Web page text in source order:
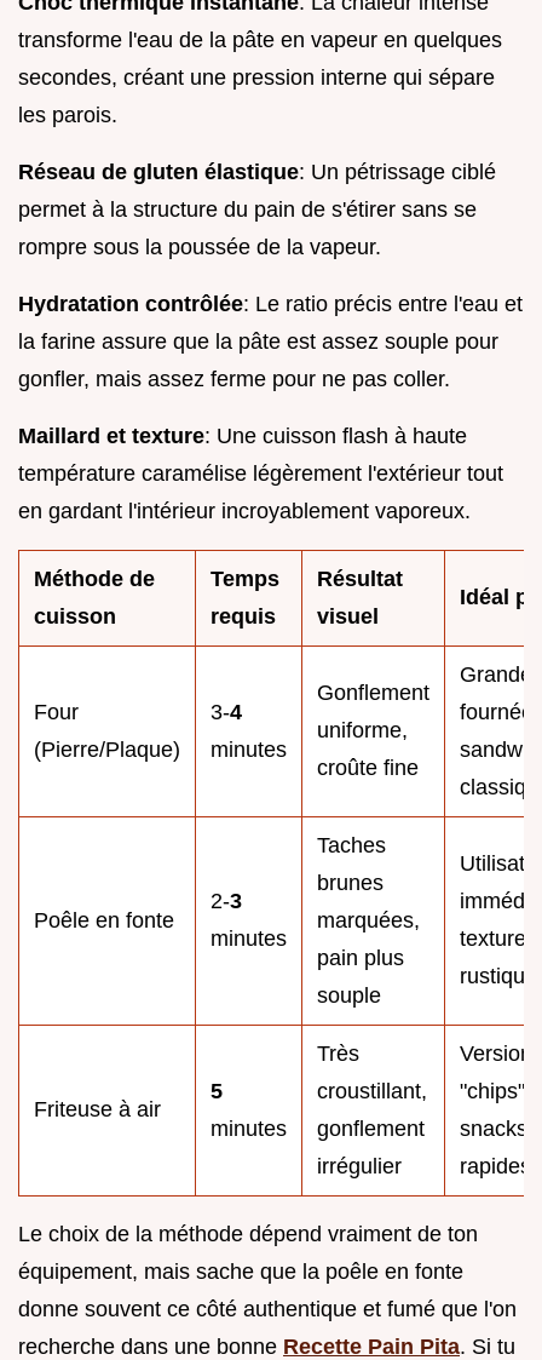
transforme l'eau de la pâte en vapeur en quelques
secondes, créant une pression interne qui sépare
les parois.
Réseau de gluten élastique: Un pétrissage ciblé
permet à la structure du pain de s'étirer sans se
rompre sous la poussée de la vapeur.
Hydratation contrôlée: Le ratio précis entre l'eau et
la farine assure que la pâte est assez souple pour
gonfler, mais assez ferme pour ne pas coller.
Maillard et texture: Une cuisson flash à haute
température caramélise légèrement l'extérieur tout
en gardant l'intérieur incroyablement vaporeux.
Méthode de
cuisson
Temps
requis
Résultat
visuel
Idéal
Four
(Pierre/Plaque)
3-4
minutes
Gonflement
uniforme,
croûte fine
Grandes
Poêle en fonte
2-3
minutes
Taches
brunes
marquées,
pain plus
souple
texture
rustique
Friteuse à air
5
minutes
Très
croustillant,
gonflement
irrégulier
Version
"chips"
snacks
rapides
Le choix de la méthode dépend vraiment de ton
équipement, mais sache que la poêle en fonte
donne souvent ce côté authentique et fumé que l'on
recherche dans une bonne Recette Pain Pita. Si tu